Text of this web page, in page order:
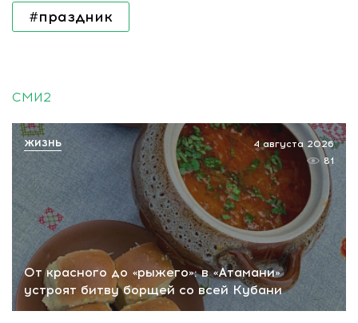
#праздник
СМИ2
От красного до «рыжего»: в «Атамани»
устроят битву борщей со всей Кубани
4 августа 2026
81
ЖИЗНЬ